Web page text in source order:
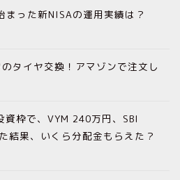
まった新NISAの運用実績は？
のタイヤ交換！アマゾンで注文し
資枠で、VYM 240万円、SBI
結果、いくら分配金もらえた？